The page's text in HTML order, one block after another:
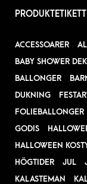
ACCESSOARER
BABY SHOWER
BALLONGER
DUKNING
FOLIEBALLONGER
GODIS
HALLOWEEN
HÖGTIDER
JUL
KALASTEMAN